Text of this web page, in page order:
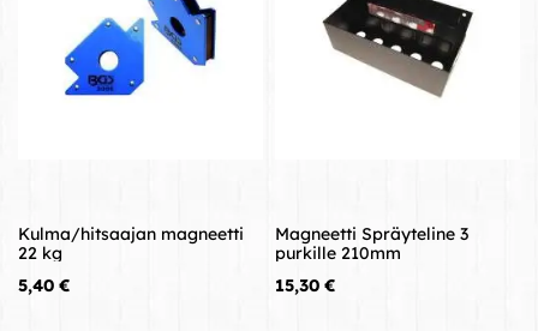
Kulma/hitsaajan magneetti
22 kg
Hinta
5,40 €
Magneetti Spräyteline 3
purkille 210mm
Hinta
15,30 €